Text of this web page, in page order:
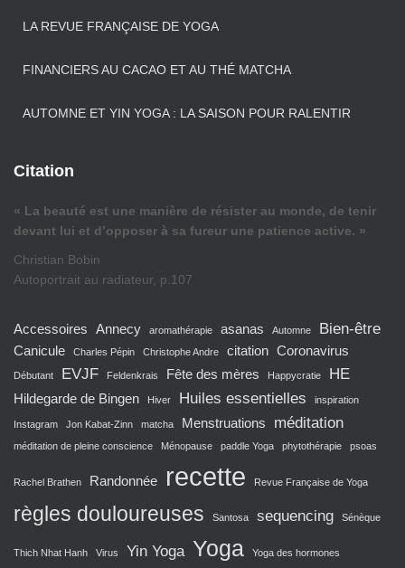
LA REVUE FRANÇAISE DE YOGA
FINANCIERS AU CACAO ET AU THÉ MATCHA
AUTOMNE ET YIN YOGA : LA SAISON POUR RALENTIR
Citation
« La beauté est une manière de résister au monde, de tenir
devant lui et d’opposer à sa fureur une patience active. »
Christian Bobin
Autoportrait au radiateur, p.107
Accessoires Annecy aromathérapie asanas Automne Bien-être
Canicule Charles Pépin Christophe Andre citation Coronavirus
Débutant EVJF Feldenkrais Fête des mères Happycratie HE
Hildegarde de Bingen Hiver Huiles essentielles inspiration
Instagram Jon Kabat-Zinn matcha Menstruations méditation
méditation de pleine conscience Ménopause paddle Yoga phytothérapie psoas
Rachel Brathen Randonnée recette Revue Française de Yoga
règles douloureuses Santosa sequencing Sénèque
Thich Nhat Hanh Virus Yin Yoga Yoga Yoga des hormones